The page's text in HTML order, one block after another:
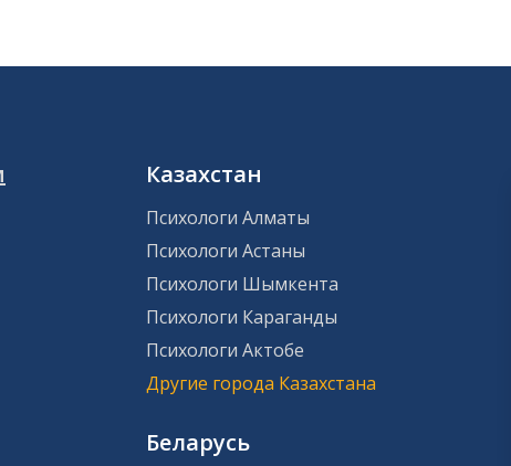
Казахстан
Психологи Алматы
Психологи Астаны
Психологи Шымкента
Психологи Караганды
Психологи Актобе
Другие города Казахстана
Беларусь